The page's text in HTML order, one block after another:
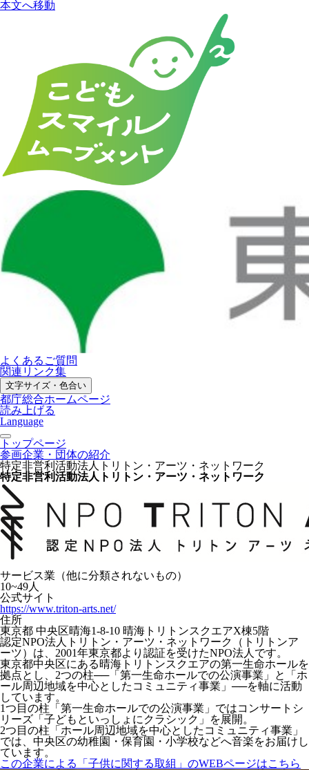
本文へ移動
よくあるご質問
関連リンク集
文字サイズ・色合い
都庁総合ホームページ
読み上げる
Language
トップページ
参画企業・団体の紹介
特定非営利活動法人トリトン・アーツ・ネットワーク
特定非営利活動法人トリトン・アーツ・ネットワーク
サービス業（他に分類されないもの）
10~49人
公式サイト
https://www.triton-arts.net/
住所
東京都 中央区晴海1-8-10 晴海トリトンスクエアX棟5階
認定NPO法人トリトン・アーツ・ネットワーク（トリトンア
ーツ）は、2001年東京都より認証を受けたNPO法人です。
東京都中央区にある晴海トリトンスクエアの第一生命ホールを
拠点とし、2つの柱──「第一生命ホールでの公演事業」と「ホ
ール周辺地域を中心としたコミュニティ事業」──を軸に活動
しています。
1つ目の柱「第一生命ホールでの公演事業」ではコンサートシ
リーズ「子どもといっしょにクラシック」を展開。
2つ目の柱「ホール周辺地域を中心としたコミュニティ事業」
では、中央区の幼稚園・保育園・小学校などへ音楽をお届けし
ています。
この企業による「子供に関する取組」のWEBページはこちら